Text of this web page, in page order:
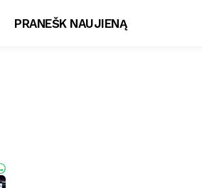
PRANEŠK NAUJIENĄ